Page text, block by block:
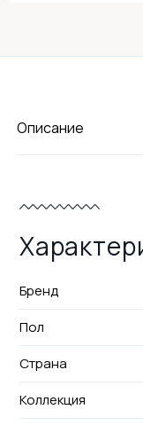
Описание
Бренд
Пол
Страна
Коллекция